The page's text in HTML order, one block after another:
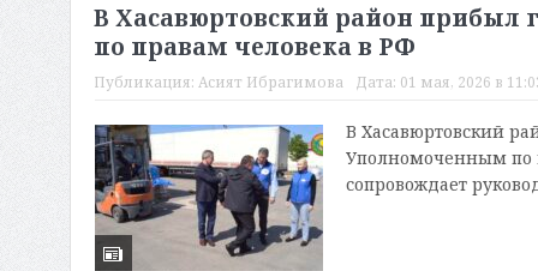
В Хасавюртовский район прибыл
по правам человека в РФ
Публикация:Асият Ибрагимова Дата: 01 мая, 2026 в
В Хасавюртовский
Уполномоченным по
сопровождает